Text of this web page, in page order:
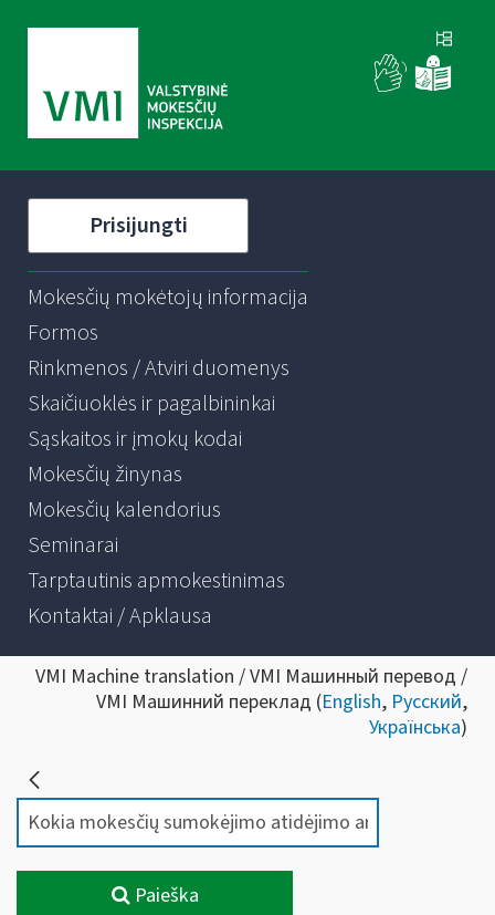
Prisijungti
Mokesčių mokėtojų informacija
Formos
Rinkmenos / Atviri duomenys
Skaičiuoklės ir pagalbininkai
Sąskaitos ir įmokų kodai
Mokesčių žinynas
Mokesčių kalendorius
Seminarai
Tarptautinis apmokestinimas
Kontaktai / Apklausa
VMI Machine translation / VMI Машинный перевод /
VMI Машинний переклад (English, Русский,
Українська)
Paieška